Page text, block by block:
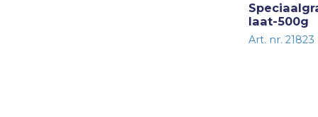
laat-500g
Art. nr. 21823